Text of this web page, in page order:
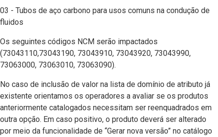
03 - Tubos de aço carbono para usos comuns na condução de
fluidos
Os seguintes códigos NCM serão impactados
(73043110,73043190, 73043910, 73043920, 73043990,
73063000, 73063010, 73063090).
No caso de inclusão de valor na lista de domínio de atributo já
existente orientamos os operadores a avaliar se os produtos
anteriormente catalogados necessitam ser reenquadrados em
outra opção. Em caso positivo, o produto deverá ser alterado
por meio da funcionalidade de “Gerar nova versão” no catálogo